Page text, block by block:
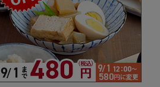
ルな食器
- ガラス製
- 樹脂製